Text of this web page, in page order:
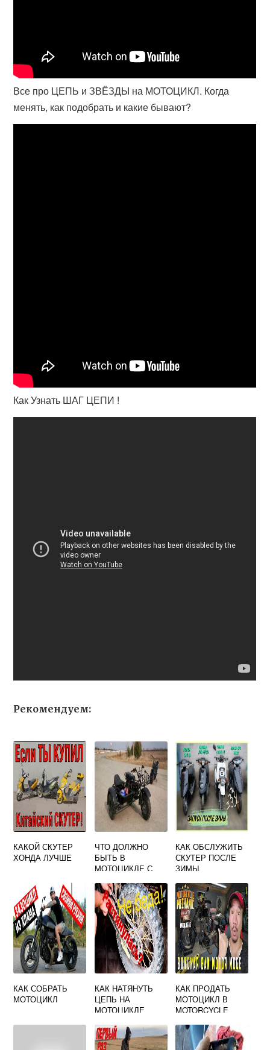
Все про ЦЕПЬ и ЗВЁЗДЫ на МОТОЦИКЛ. Когда
менять, как подобрать и какие бывают?
Как Узнать ШАГ ЦЕПИ !
Рекомендуем:
КАКОЙ СКУТЕР
ХОНДА ЛУЧШЕ
ЧТО ДОЛЖНО
БЫТЬ В
МОТОЦИКЛЕ С
ПРИЦЕПОМ
КАК ОБСЛУЖИТЬ
СКУТЕР ПОСЛЕ
ЗИМЫ
КАК СОБРАТЬ
МОТОЦИКЛ
КАК НАТЯНУТЬ
ЦЕПЬ НА
МОТОЦИКЛЕ
КАК ПРОДАТЬ
МОТОЦИКЛ В
MOTORCYCLE
SIMULATOR 2021